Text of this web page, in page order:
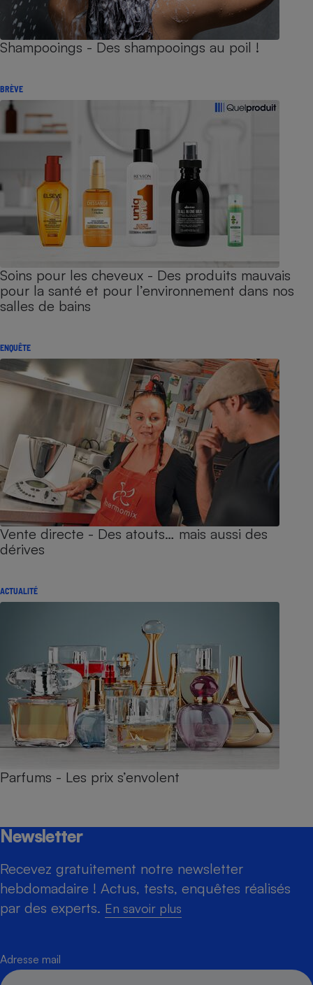
Shampooings - Des shampooings au poil !
BRÈVE
Soins pour les cheveux - Des produits mauvais
pour la santé et pour l’environnement dans nos
salles de bains
ENQUÊTE
Vente directe - Des atouts… mais aussi des
dérives
ACTUALITÉ
Parfums - Les prix s’envolent
Newsletter
Recevez gratuitement notre newsletter
hebdomadaire ! Actus, tests, enquêtes réalisés
par des experts. En savoir plus
Adresse mail